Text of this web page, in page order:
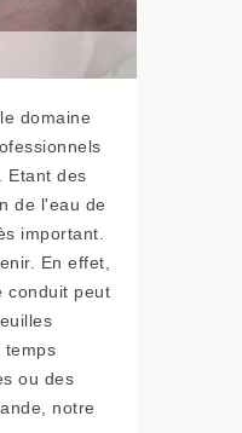
domaine
Etant des
de l'eau de
important.
En effet,
conduit peut
temps
ou des
notre